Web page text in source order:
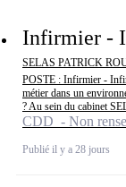
Infirmier -
SELAS PATRICK
POSTE : Infirmier -
métier dans un
? Au sein du cabinet
CDD - Non
Publié il y a 28 jours